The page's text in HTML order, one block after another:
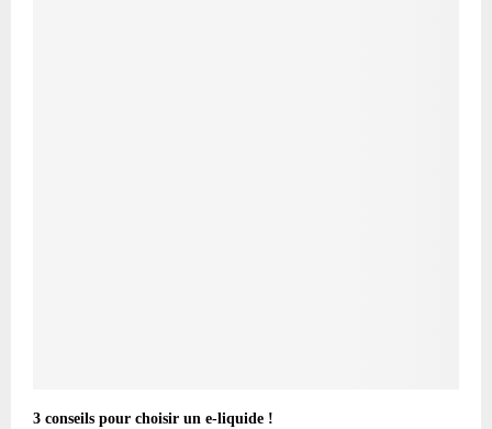
3 conseils pour choisir un e-liquide !